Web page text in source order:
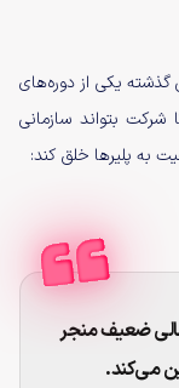
گذشته یکی از دوره‌های
بتواند سازمانی
به پلیرها خلق کند:
ضعیف منجر
می‌کند.